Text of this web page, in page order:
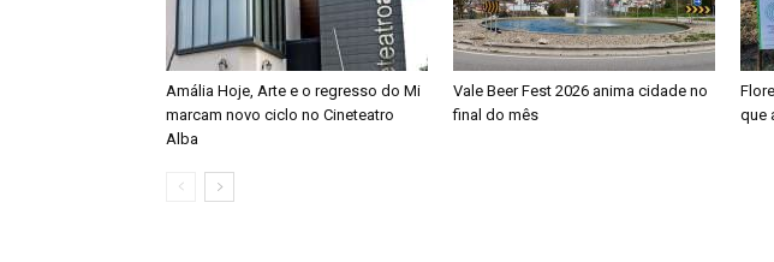
Amália Hoje, Arte e o regresso do Mi
marcam novo ciclo no Cineteatro
Alba
Vale Beer Fest 2026 anima cidade no
final do mês
que